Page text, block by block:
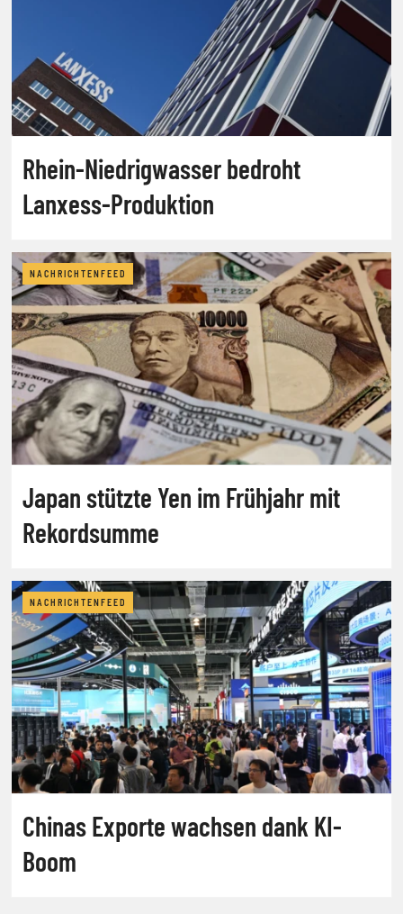
Rhein-Niedrigwasser bedroht
Lanxess-Produktion
NACHRICHTENFEED
Japan stützte Yen im Frühjahr mit
Rekordsumme
NACHRICHTENFEED
Chinas Exporte wachsen dank KI-
Boom